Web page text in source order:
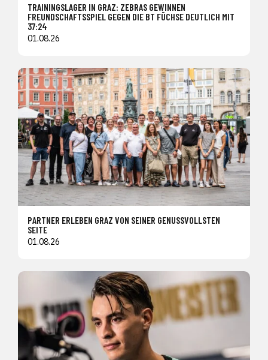
TRAININGSLAGER IN GRAZ: ZEBRAS GEWINNEN
FREUNDSCHAFTSSPIEL GEGEN DIE BT FÜCHSE DEUTLICH MIT
37:24
01.08.26
PARTNER ERLEBEN GRAZ VON SEINER GENUSSVOLLSTEN
SEITE
01.08.26